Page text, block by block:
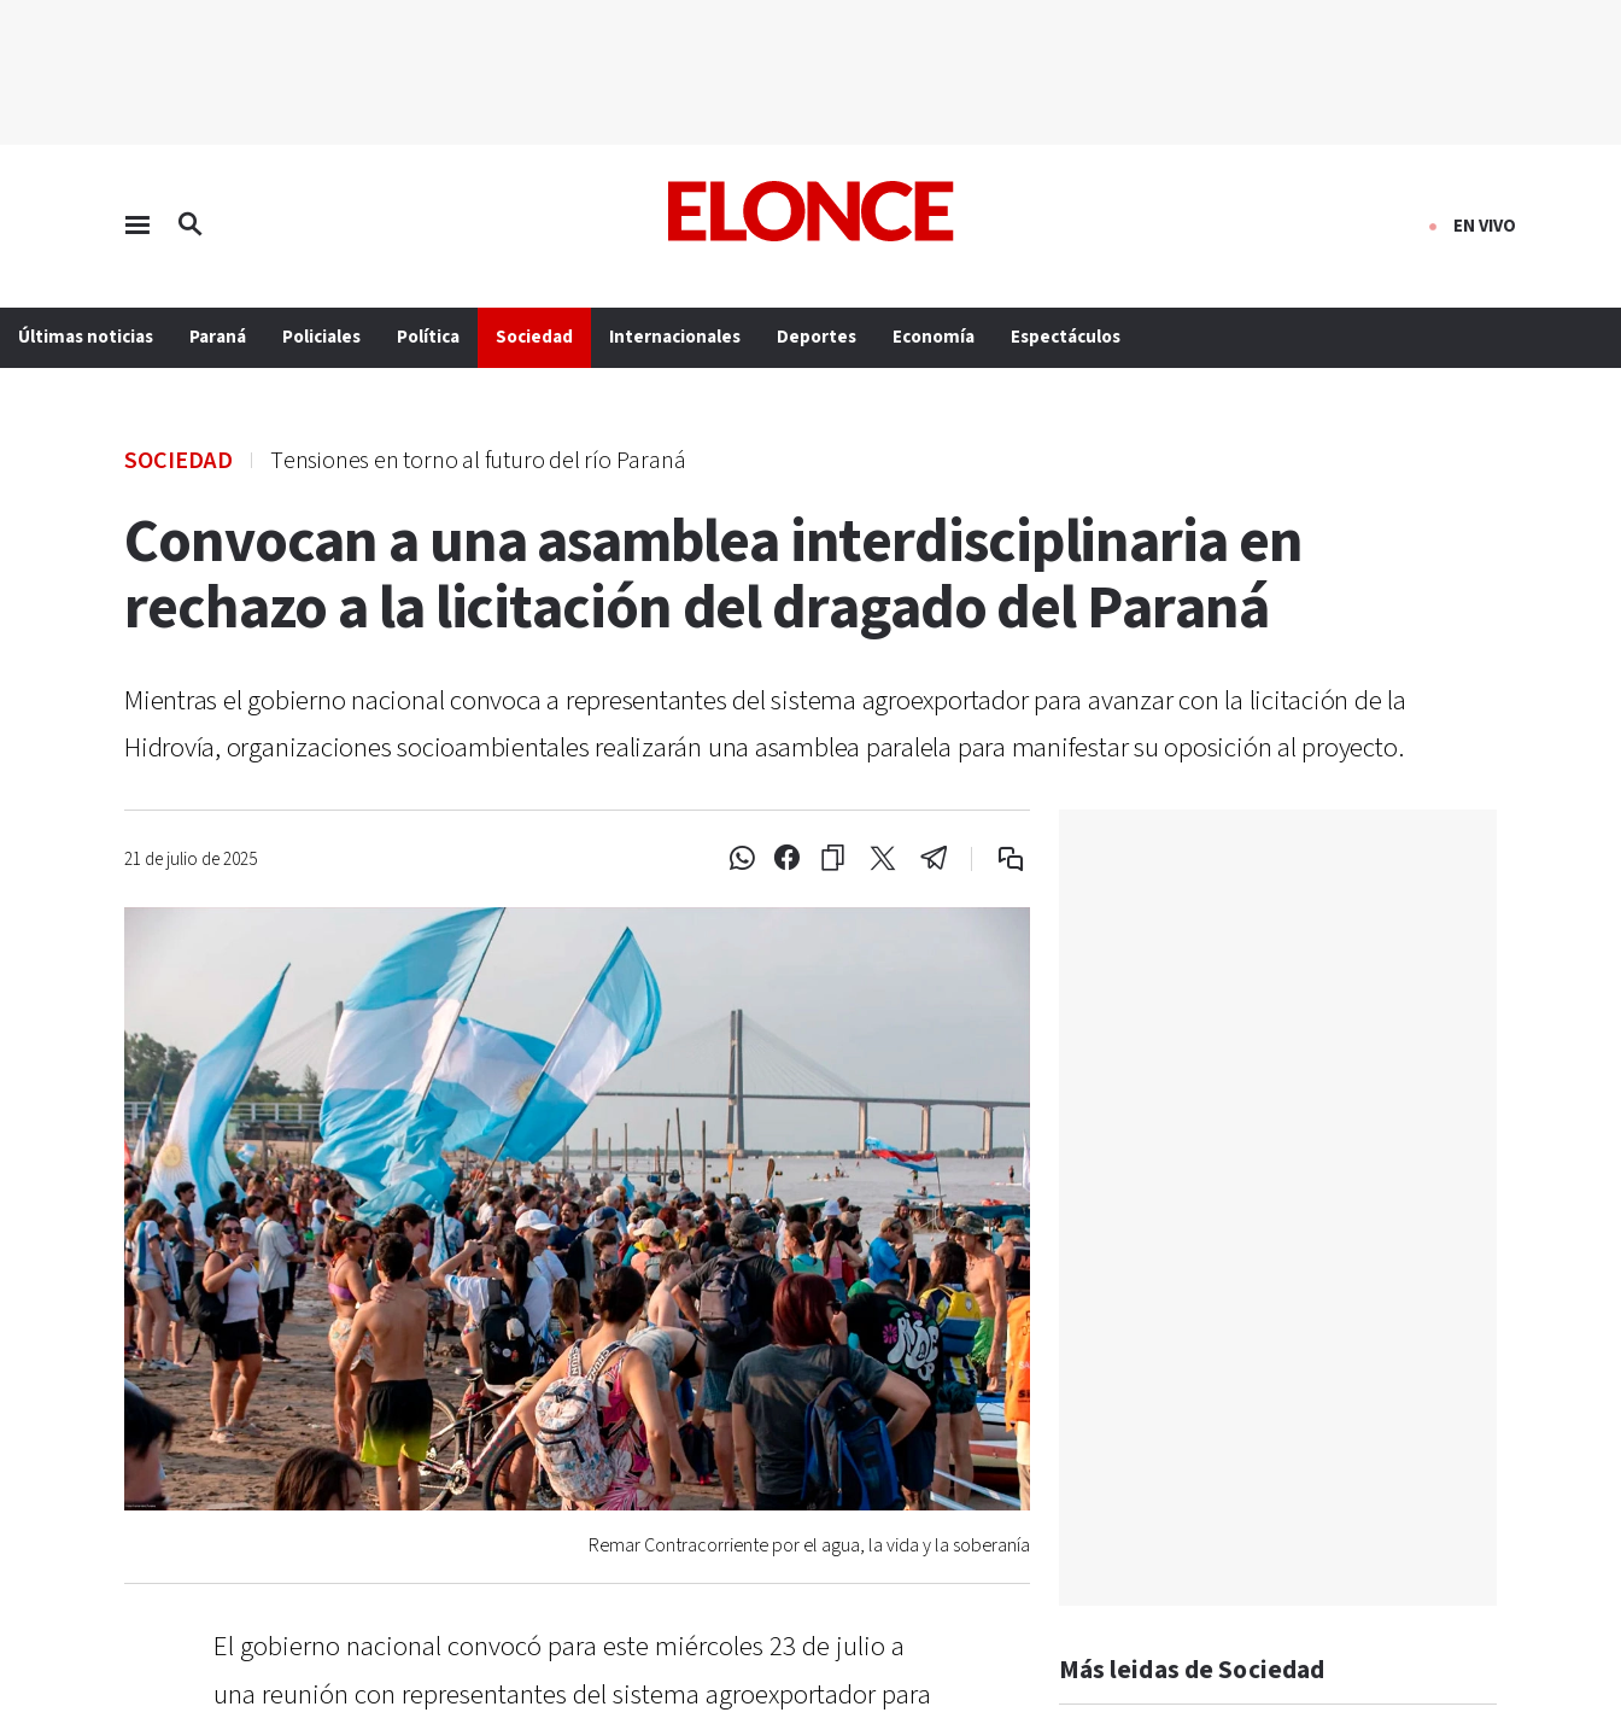
EN VIVO
Últimas noticias Paraná Policiales Política Sociedad Internacionales Deportes Economía Espectáculos
SOCIEDAD Tensiones en torno al futuro del río Paraná
Convocan a una asamblea interdisciplinaria en
rechazo a la licitación del dragado del Paraná
Mientras el gobierno nacional convoca a representantes del sistema agroexportador para avanzar con la licitación de la
Hidrovía, organizaciones socioambientales realizarán una asamblea paralela para manifestar su oposición al proyecto.
21 de julio de 2025
Remar Contracorriente por el agua, la vida y la soberanía
El gobierno nacional convocó para este miércoles 23 de julio a
una reunión con representantes del sistema agroexportador para
Más leidas de Sociedad